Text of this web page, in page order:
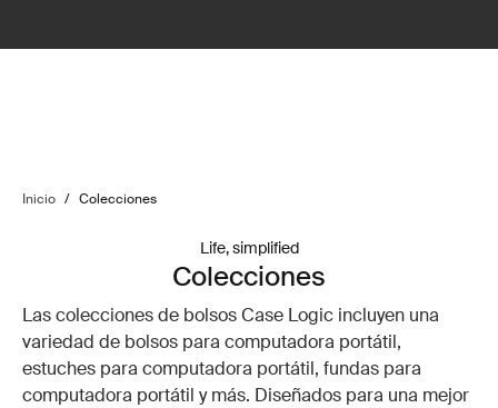
Inicio / Colecciones
Life, simplified
Colecciones
Las colecciones de bolsos Case Logic incluyen una
variedad de bolsos para computadora portátil,
estuches para computadora portátil, fundas para
computadora portátil y más. Diseñados para una mejor